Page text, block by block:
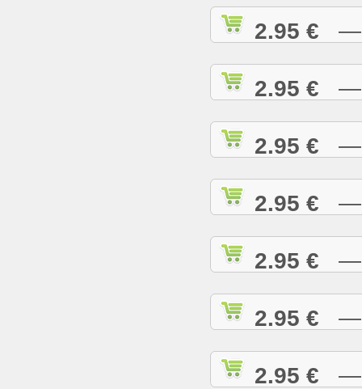
2.95 € —
2.95 € —
2.95 € —
2.95 € —
2.95 € —
2.95 € —
2.95 € —